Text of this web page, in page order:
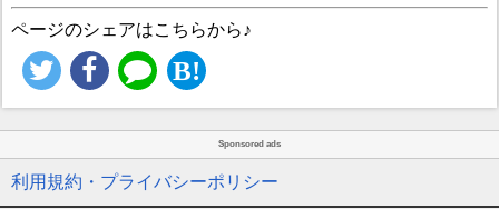
ページのシェアはこちらから♪
Sponsored ads
利用規約・プライバシーポリシー